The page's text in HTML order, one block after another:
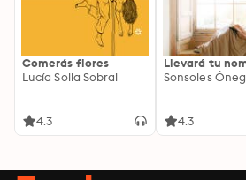
Comerás flores
Lucía Solla Sobral
4.3
Llevará tu
Sonsoles
4.3